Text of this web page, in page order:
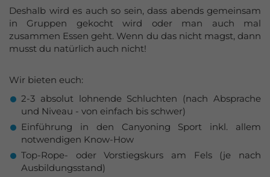
Deshalb wird es auch so sein, dass abends gemeinsam
in Gruppen gekocht wird oder man auch mal
zusammen Essen geht. Wenn du das nicht magst, dann
musst du natürlich auch nicht!
Wir bieten euch:
2-3 absolut lohnende Schluchten (nach Absprache
und Niveau - von einfach bis schwer)
Einführung in den Canyoning Sport inkl. allem
notwendigen Know-How
Top-Rope- oder Vorstiegskurs am Fels (je nach
Ausbildungsstand)